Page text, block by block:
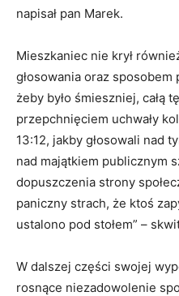
napisał pan Marek.
Mieszkaniec nie krył
głosowania oraz sposobem
żeby było śmieszniej, całą
przepchnięciem uchwały
13:12, jakby głosowali nad
nad majątkiem publicznym
dopuszczenia strony
paniczny strach, że ktoś
ustalono pod stołem” –
W dalszej części swojej
rosnące niezadowolenie